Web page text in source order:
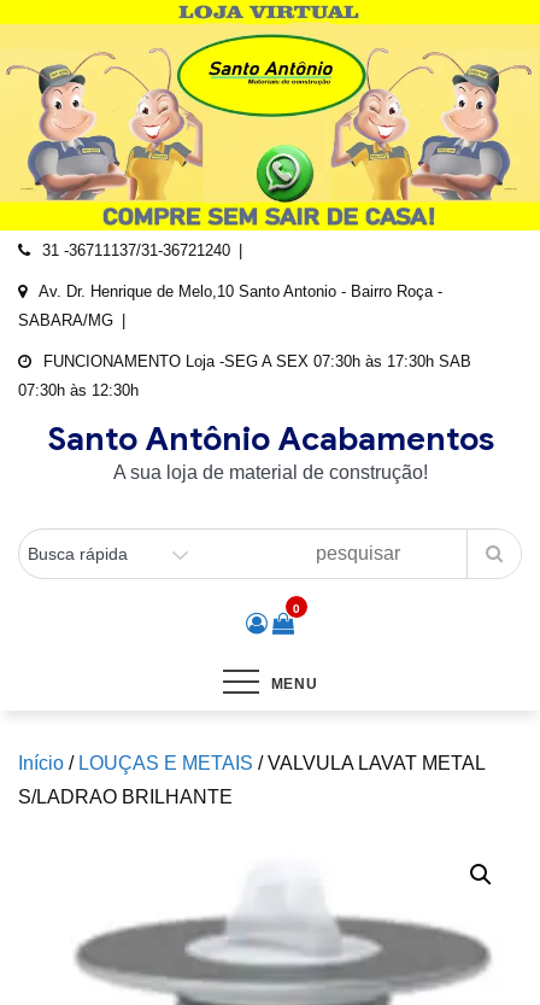
content
31 -36711137/31-36721240
Av. Dr. Henrique de Melo,10 Santo Antonio - Bairro Roça -
SABARA/MG
FUNCIONAMENTO Loja -SEG A SEX 07:30h às 17:30h SAB
07:30h às 12:30h
Santo Antônio Acabamentos
A sua loja de material de construção!
0
MENU
Início / LOUÇAS E METAIS / VALVULA LAVAT METAL
S/LADRAO BRILHANTE